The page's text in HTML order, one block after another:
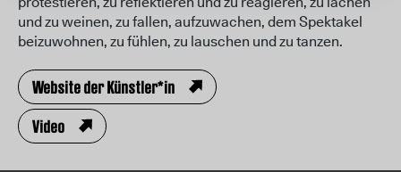
und zu weinen, zu fallen, aufzuwachen, dem Spektakel
beizuwohnen, zu fühlen, zu lauschen und zu tanzen.
Website der Künstler*in
Video